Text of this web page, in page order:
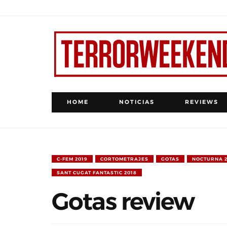
HOME NOTICIAS REVIEWS
C-FEM 2019 CORTOMETRAJES GOTAS NOCTURNA
SANT CUGAT FANTASTIC 2018
Gotas review